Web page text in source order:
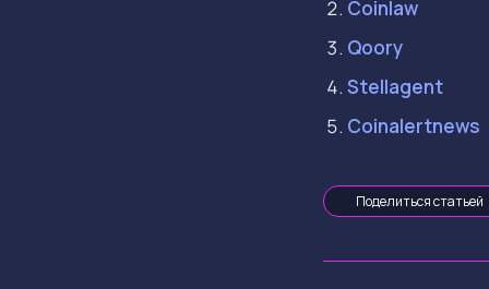
Coinlaw
Qoory
Stellagent
Coinalertnews
Поделиться статьей